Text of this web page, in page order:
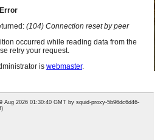
serviziu eccezziunale à i clienti è
nostru scopu in Nosto hè
piacevule chì aspettate di fà affari